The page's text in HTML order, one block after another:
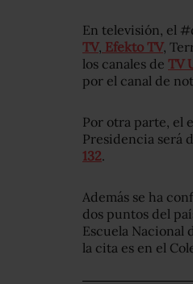
En televisión, el
TV, Efekto TV,
los canales de TV
por el canal de
Por otra parte, el
Presidencia será
132.
Además se ha
dos puntos del
Escuela Nacional
la cita es en el